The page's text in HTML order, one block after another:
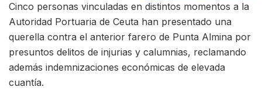
Cinco personas vinculadas en distintos momentos a la
Autoridad Portuaria de Ceuta han presentado una
querella contra el anterior farero de Punta Almina por
presuntos delitos de injurias y calumnias, reclamando
además indemnizaciones económicas de elevada
cuantía.